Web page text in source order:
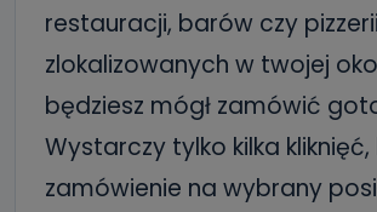
restauracji, barów czy pizzerii
zlokalizowanych w twojej
będziesz mógł zamówić
Wystarczy tylko kilka kliknięć,
zamówienie na wybrany